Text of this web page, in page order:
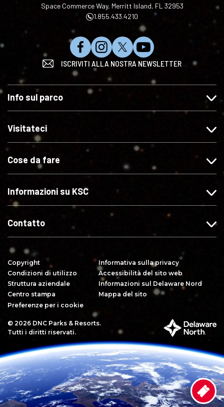
Space Commerce Way, Merritt Island, FL 32953
1.855.433.4210
C
l
c
a
i
i
a
c
b
o
o
k
S
e
u
t
u
s
a
m
S
e
u
c
I
s
r
v
i
u
u
ISCRIVITI ALLA NOSTRA NEWSLETTER
Info sul parco
Visitateci
Cose da fare
Informazioni su KSC
Contatto
Copyright
Informativa sulla privacy
Condizioni di utilizzo
Accessibilità del sito web
Struttura aziendale
Informazioni sul Delaware Nord
Centro stampa
Mappa del sito
Preferenze per i cookie
P
r
t
e
d
e
© 2026 DNC Parks & Resorts.
Tutti i diritti riservati.